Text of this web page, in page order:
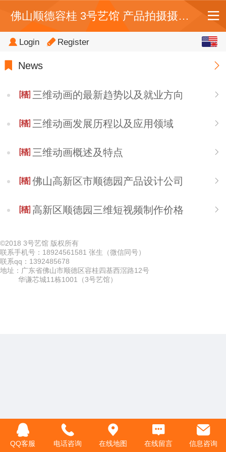
佛山顺德容桂 3号艺馆 产品拍摄摄影,电商视频宣传片制作,天猫详情页设计,直播公司
Login Register
News
三维动画的最新趋势以及就业方向
三维动画发展历程以及应用领域
三维动画概述及特点
佛山高新区市顺德园产品设计公司
高新区顺德园三维短视频制作价格
©2018 3号艺馆 版权所有
联系手机号：18924561581 张生（微信同号）
联系qq：1392485678
地址：广东省佛山市顺德区容桂四基西滘路12号
华谦芯城11栋1001（3号艺馆）
QQ客服 电话咨询 在线地图 在线留言 信息咨询